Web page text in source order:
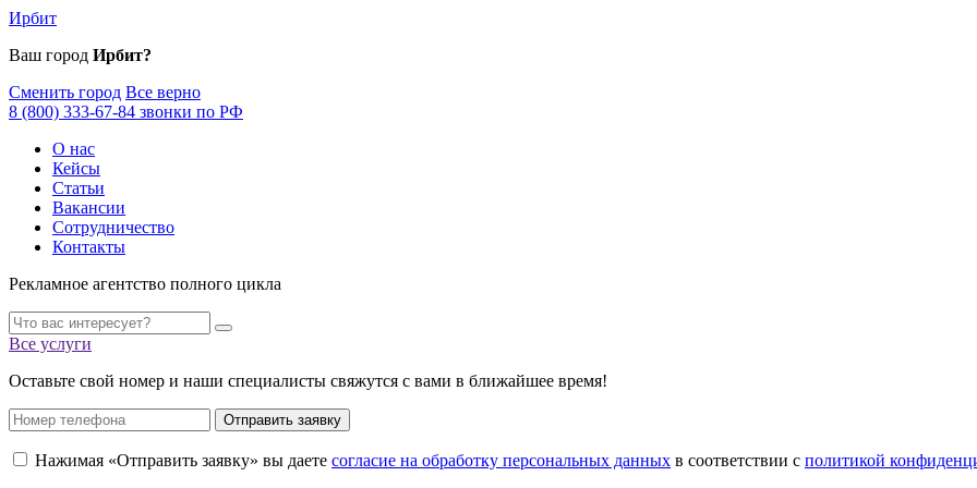
Ирбит
Ваш город Ирбит?
Сменить город Все верно
8 (800) 333-67-84 звонки по РФ
О нас
Кейсы
Статьи
Вакансии
Сотрудничество
Контакты
Рекламное агентство полного цикла
Все услуги
Оставьте свой номер и наши специалисты свяжутся с вами в ближайшее время!
Отправить заявку
Нажимая «Отправить заявку» вы даете согласие на обработку персональных данных в соответствии с политикой